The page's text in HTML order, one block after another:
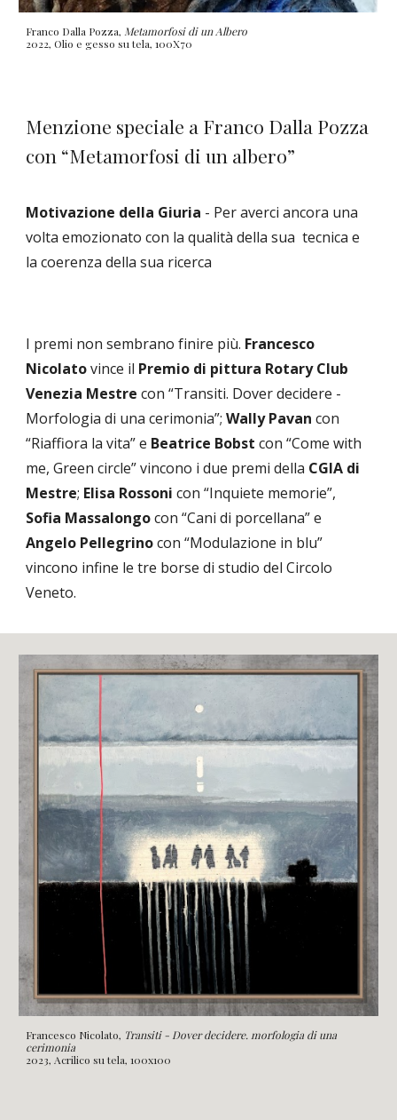
Franco Dalla Pozza, Metamorfosi di un Albero
2022, Olio e gesso su tela, 100X70
Menzione speciale a Franco Dalla Pozza
con “Metamorfosi di un albero”
Motivazione della Giuria - Per averci ancora una
volta emozionato con la qualità della sua tecnica e
la coerenza della sua ricerca
I premi non sembrano finire più. Francesco
Nicolatovince il Premio di pittura Rotary Club
Venezia Mestre con “Transiti. Dover decidere -
Morfologia di una cerimonia”;Wally Pavan con
“Riaffiora la vita” e Beatrice Bobst con “Come with
me, Green circle” vincono i due premi della CGIA di
Mestre; Elisa Rossoni con “Inquiete memorie”,
Sofia Massalongocon “Cani di porcellana” e
Angelo Pellegrinocon “Modulazione in blu”
vincono infine le tre borse di studio del Circolo
Veneto.
Francesco Nicolato, Transiti - Dover decidere. morfologia di una
cerimonia
2023, Acrilico su tela, 100x100